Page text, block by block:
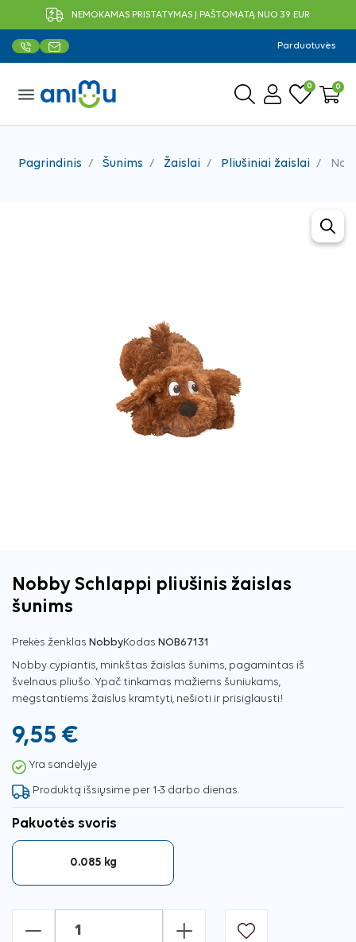
NEMOKAMAS PRISTATYMAS Į PAŠTOMATĄ NUO 39 EUR
Parduotuvės
menu 0 0
Pagrindinis Šunims Žaislai Pliušiniai žaislai
Nobby Schlappi pliušinis žaislas
šunims
Prekės ženklas NobbyKodas NOB67131
Nobby cypiantis, minkštas žaislas šunims, pagamintas iš
švelnaus pliušo. Ypač tinkamas mažiems šuniukams,
mėgstantiems žaislus kramtyti, nešioti ir prisiglausti!
9,55 €
Yra sandėlyje
Produktą išsiųsime per 1-3 darbo dienas.
Pakuotės svoris
0.085 kg
- +